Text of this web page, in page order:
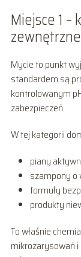
Miejsce 1
Mycie to punkt
standardem są
kontrolowanym
zabezpieczeń.
W tej kategorii
piany
szampony o
formuły
produkty
To właśnie
mikrozarysowań